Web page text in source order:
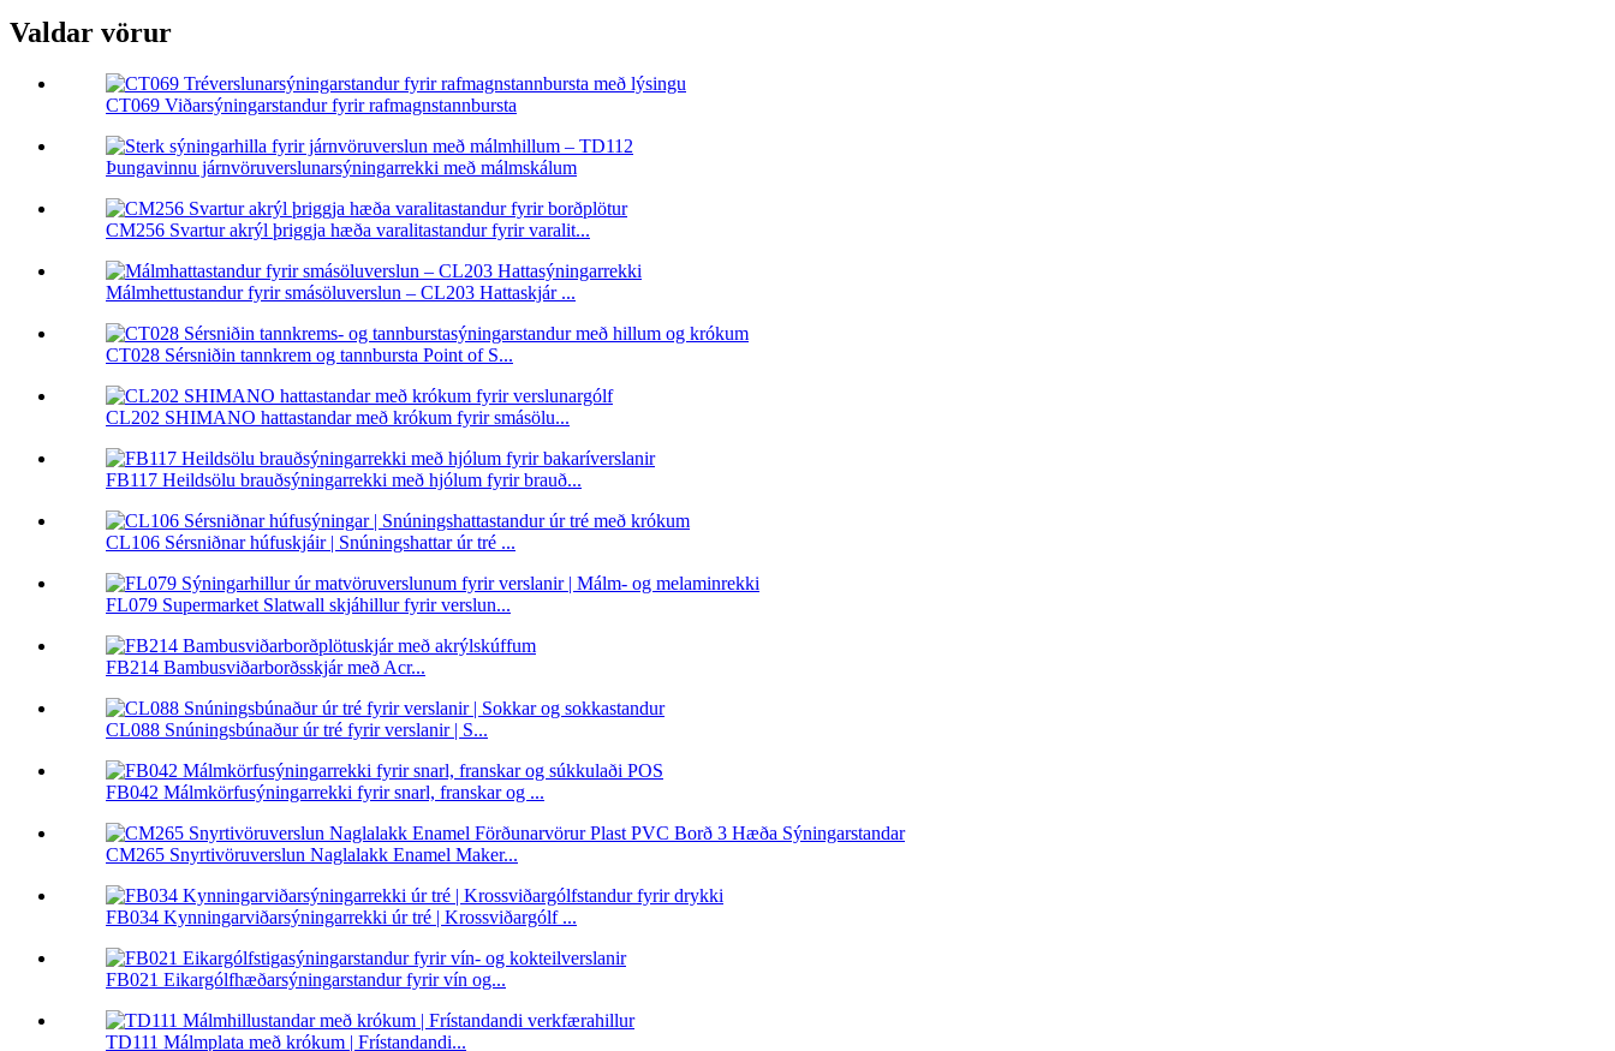
Valdar vörur
CT069 Viðarsýningarstandur fyrir rafmagnstannbursta
Þungavinnu járnvöruverslunarsýningarrekki með málmskálum
CM256 Svartur akrýl þriggja hæða varalitastandur fyrir varalit...
Málmhettustandur fyrir smásöluverslun – CL203 Hattaskjár ...
CT028 Sérsniðin tannkrem og tannbursta Point of S...
CL202 SHIMANO hattastandar með krókum fyrir smásölu...
FB117 Heildsölu brauðsýningarrekki með hjólum fyrir brauð...
CL106 Sérsniðnar húfuskjáir | Snúningshattar úr tré ...
FL079 Supermarket Slatwall skjáhillur fyrir verslun...
FB214 Bambusviðarborðsskjár með Acr...
CL088 Snúningsbúnaður úr tré fyrir verslanir | S...
FB042 Málmkörfusýningarrekki fyrir snarl, franskar og ...
CM265 Snyrtivöruverslun Naglalakk Enamel Maker...
FB034 Kynningarviðarsýningarrekki úr tré | Krossviðargólf ...
FB021 Eikargólfhæðarsýningarstandur fyrir vín og...
TD111 Málmplata með krókum | Frístandandi...